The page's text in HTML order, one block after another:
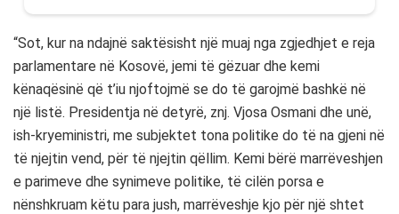
“Sot, kur na ndajnë saktësisht një muaj nga zgjedhjet e reja
parlamentare në Kosovë, jemi të gëzuar dhe kemi
kënaqësinë që t’iu njoftojmë se do të garojmë bashkë në
një listë. Presidentja në detyrë, znj. Vjosa Osmani dhe unë,
ish-kryeministri, me subjektet tona politike do të na gjeni në
të njejtin vend, për të njejtin qëllim. Kemi bërë marrëveshjen
e parimeve dhe synimeve politike, të cilën porsa e
nënshkruam këtu para jush, marrëveshje kjo për një shtet